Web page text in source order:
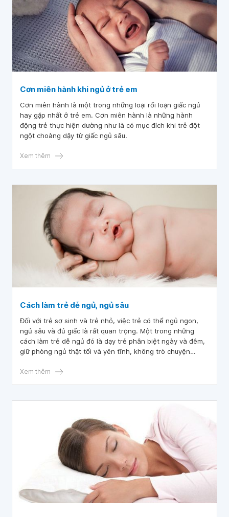
Cơn miên hành khi ngủ ở trẻ em
Cơn miên hành là một trong những loại rối loạn giấc ngủ
hay gặp nhất ở trẻ em. Cơn miên hành là những hành
động trẻ thực hiện dường như là có mục đích khi trẻ đột
ngột choàng dậy từ giấc ngủ sâu.
Xem thêm
Cách làm trẻ dễ ngủ, ngủ sâu
Đối với trẻ sơ sinh và trẻ nhỏ, việc trẻ có thể ngủ ngon,
ngủ sâu và đủ giấc là rất quan trọng. Một trong những
cách làm trẻ dễ ngủ đó là dạy trẻ phân biệt ngày và đêm,
giữ phòng ngủ thật tối và yên tĩnh, không trò chuyện
Xem thêm